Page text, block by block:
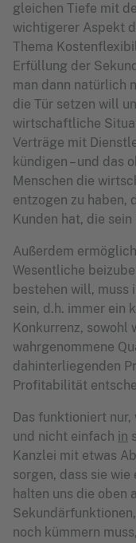
gleichen Tiefe mit
wichtigerer Aspekt
Thema
Erfüllung der
man dann natürlich
die Tür setzen will
wirtschaftliche
Verträge mit
kündigen – und das
Menschen die
entzogen zu haben,
Kunden hat, die
Außerdem
Wesentliche
bestehen will, muss
sein, d.h. immer ein
Konkurrenz, sowohl
wahrgenommene
dahinterliegenden
Profitabilität
Das funktioniert
und nicht einfach in
Kanzlei mit etwas
sorgen, dass sie
halten uns die oben
noch kümmern